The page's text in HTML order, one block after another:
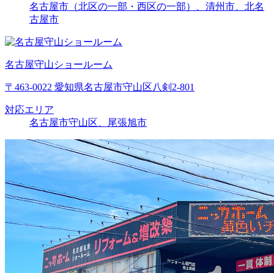
名古屋市（北区の一部・西区の一部）、清州市、北名
古屋市
名古屋守山ショールーム
〒463-0022 愛知県名古屋市守山区八剣2-801
対応エリア
名古屋市守山区、尾張旭市